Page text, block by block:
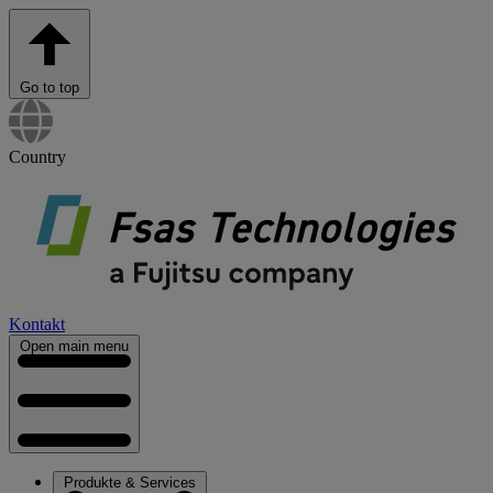
Go to top
Country
Kontakt
Open main menu
Produkte & Services